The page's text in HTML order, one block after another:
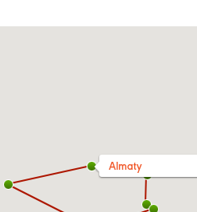
Almaty